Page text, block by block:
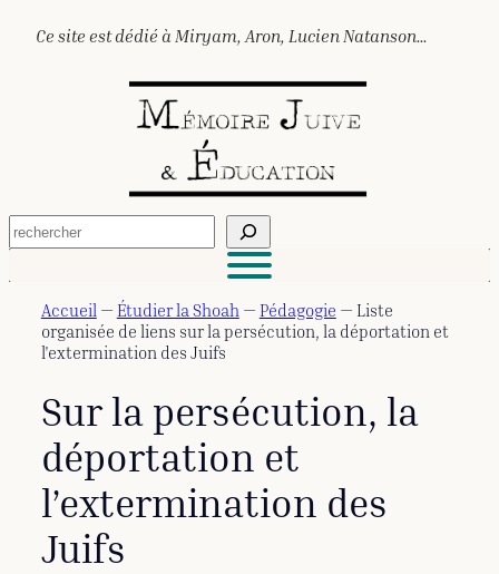
Ce site est dédié à Miryam, Aron, Lucien Natanson…
e
h
Accueil — Étudier la Shoah — Pédagogie — Liste
organisée de liens sur la persécution, la déportation et
l'extermination des Juifs
Sur la persécution, la
déportation et
l’extermination des
Juifs